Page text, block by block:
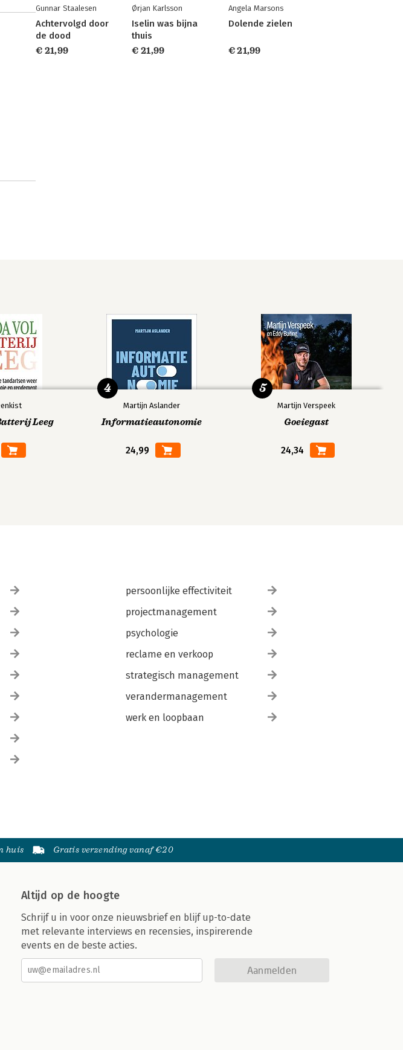
Gunnar Staalesen
Achtervolgd door
de dood
€ 21,99
Ørjan Karlsson
Iselin was bijna
thuis
€ 21,99
Angela Marsons
Dolende zielen
€ 21,99
Leeg
Martijn Aslander
Informatieautonomie
24,99
4
Martijn Verspeek
Goeiegast
24,34
5
persoonlijke effectiviteit
projectmanagement
psychologie
reclame en verkoop
strategisch management
verandermanagement
werk en loopbaan
huis Gratis verzending vanaf €20
Altijd op de hoogte
Schrijf u in voor onze nieuwsbrief en blijf up-to-date
met relevante interviews en recensies, inspirerende
events en de beste acties.
Aanmelden